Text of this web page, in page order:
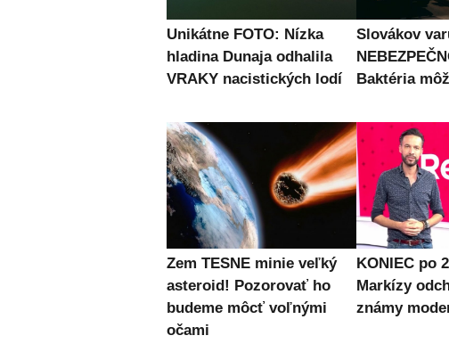
Unikátne FOTO: Nízka
hladina Dunaja odhalila
VRAKY nacistických lodí
Slovákov
Baktéria
Zem TESNE minie veľký
asteroid! Pozorovať ho
budeme môcť voľnými
očami
KONIEC po
Markízy
známy